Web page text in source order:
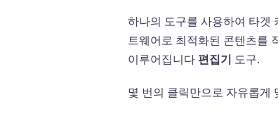
하나의 도구를 사용하여 타겟
트웨어로 최적화된 콘텐츠를
이루어집니다 편집기 도구.
몇 번의 클릭만으로 자유롭게